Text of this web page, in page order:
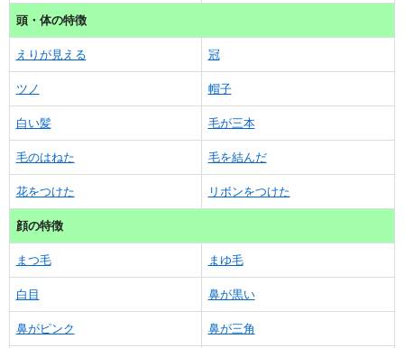
頭・体の特徴
えりが見える 冠
ツノ 帽子
白い髪 毛が三本
毛のはねた 毛を結んだ
花をつけた リボンをつけた
顔の特徴
まつ毛 まゆ毛
白目 鼻が黒い
鼻がピンク 鼻が三角